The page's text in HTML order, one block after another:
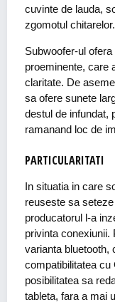
cuvinte de lauda,
zgomotul chitarelor.
Subwoofer-ul
proeminente, care
claritate. De
sa ofere sunete
destul de infundat,
ramanand loc de
PARTICULARITATI
In situatia in care
reuseste sa
producatorul l-a
privinta conexiunii.
varianta bluetooth,
compatibilitatea cu
posibilitatea sa
tableta, fara a mai